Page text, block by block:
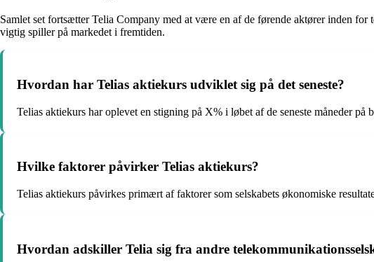
Samlet set fortsætter Telia Company med at være en af de førende aktører inden
vigtig spiller på markedet i fremtiden.
Hvordan har Telias aktiekurs udviklet sig på det seneste?
Telias aktiekurs har oplevet en stigning på X% i løbet af de seneste måneder
Hvilke faktorer påvirker Telias aktiekurs?
Telias aktiekurs påvirkes primært af faktorer som selskabets økonomiske
Hvordan adskiller Telia sig fra andre